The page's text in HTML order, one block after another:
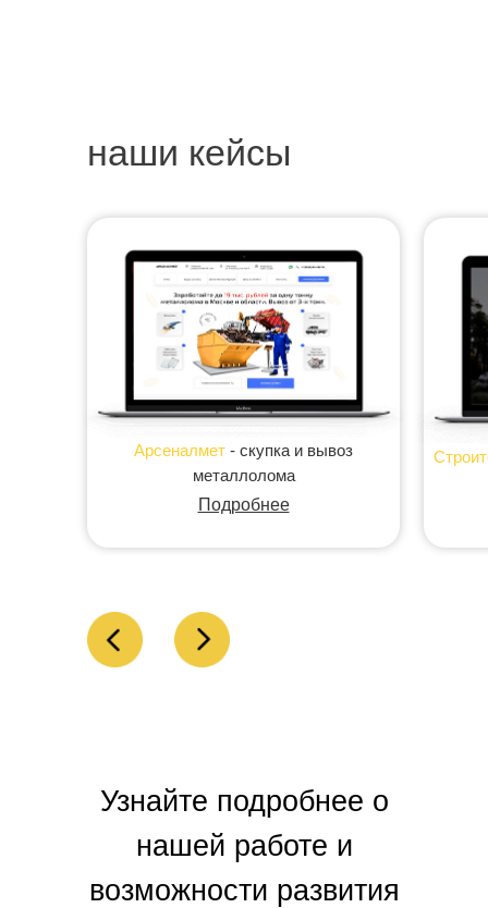
наши кейсы
Арсеналмет - скупка и вывоз
металлолома
Подробнее
Узнайте подробнее о
нашей работе и
возможности развития